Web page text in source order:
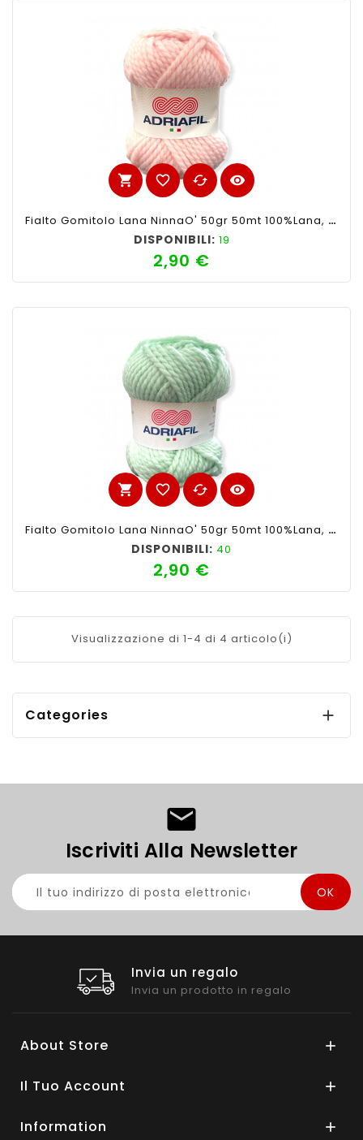
shopping_cart favorite_border cached visibility
Fialto Gomitolo Lana NinnaO' 50gr 50mt 100%lana, Rosa N°43-Ferri Consigliati N°6
DISPONIBILI: 19
2,90 €
shopping_cart favorite_border cached visibility
Fialto Gomitolo Lana NinnaO' 50gr 50mt 100%lana, Verde Acqua N°42-Ferri Consigliati N°6
DISPONIBILI: 40
2,90 €
Visualizzazione di 1-4 di 4 articolo(i)
Categories 
Iscriviti Alla Newsletter
Invia un regalo
Invia un prodotto in regalo
About Store 
Il Tuo Account 
Information 